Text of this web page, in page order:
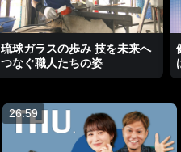
琉球ガラスの歩み 技を未来へ
つなぐ職人たちの姿
26:59